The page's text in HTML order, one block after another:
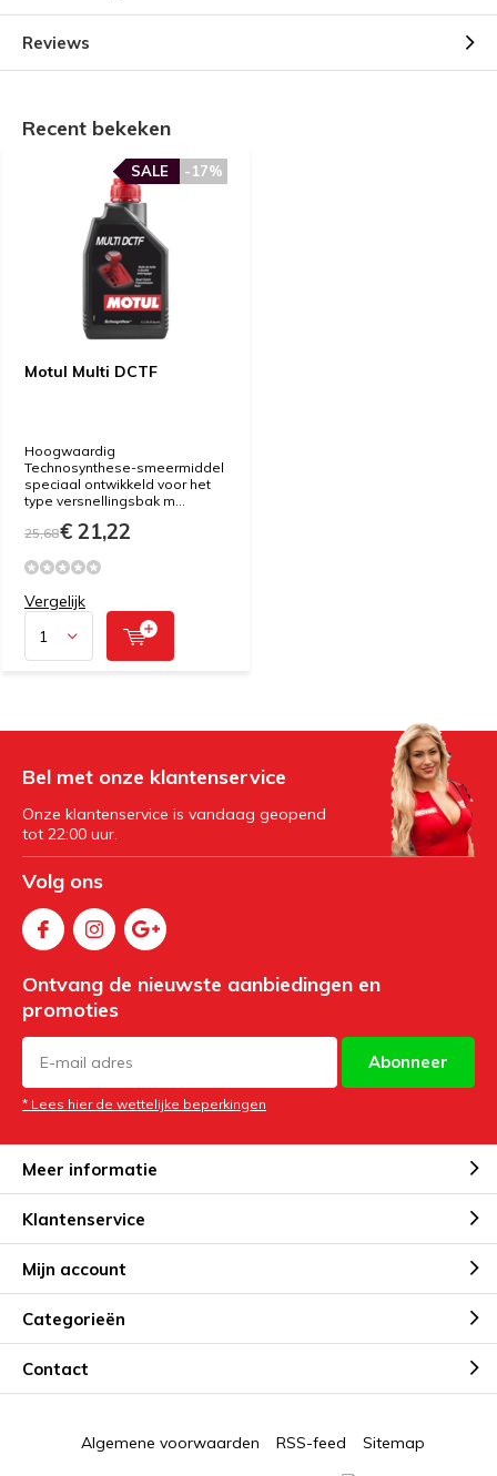
Reviews
Recent bekeken
Motul Multi DCTF
-17%
SALE
Hoogwaardig
Technosynthese-smeermiddel
speciaal ontwikkeld voor het
type versnellingsbak m...
25,68€ 21,22
Vergelijk
Bel met onze klantenservice
Onze klantenservice is vandaag geopend
tot 22:00 uur.
Volg ons
Ontvang de nieuwste aanbiedingen en
promoties
Abonneer
* Lees hier de wettelijke beperkingen
Meer informatie
Klantenservice
Mijn account
Categorieën
Contact
Algemene voorwaarden RSS-feed Sitemap